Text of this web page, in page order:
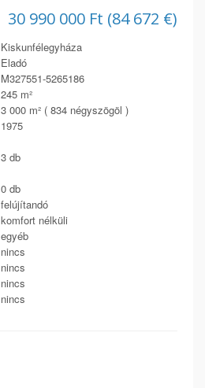
30 990 000 Ft (84 672 €)
Kiskunfélegyháza
Eladó
M327551-5265186
245 m²
3 000 m² ( 834 négyszögöl )
1975
3 db
0 db
felújítandó
komfort nélküli
egyéb
nincs
nincs
nincs
nincs